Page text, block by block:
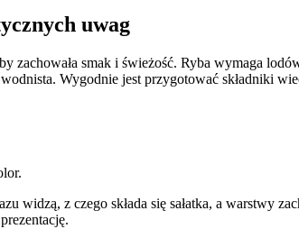
uwag
zachowała smak i świeżość. Ryba wymaga
Wygodnie jest przygotować składniki
widzą, z czego składa się sałatka, a warstwy